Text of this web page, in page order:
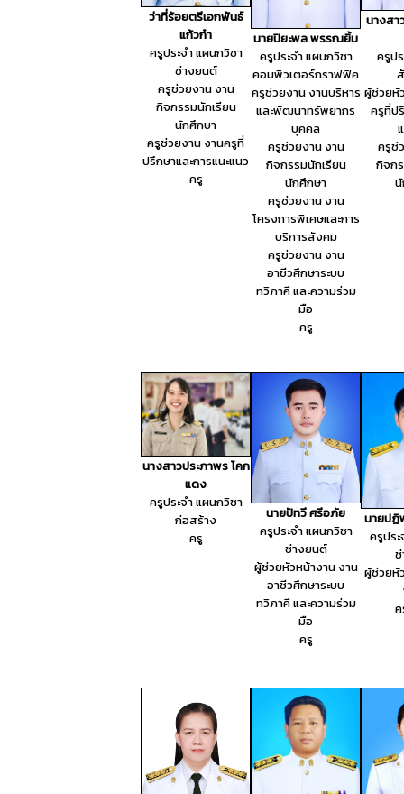
ว่าที่ร้อยตรีเอกพันธ์
แก้วก๋า
ครูประจำ แผนกวิชา
ช่างยนต์
ครูช่วยงาน งาน
กิจกรรมนักเรียน
นักศึกษา
ครูช่วยงาน งานครูที่
ปรึกษาและการแนะแนว
ครู
นายปิยะพล พรรณยิ้ม
ครูประจำ แผนกวิชา
คอมพิวเตอร์กราฟฟิค
ครูช่วยงาน งานบริหาร
และพัฒนาทรัพยากร
บุคคล
ครูช่วยงาน งาน
กิจกรรมนักเรียน
นักศึกษา
ครูช่วยงาน งาน
โครงการพิเศษและการ
บริการสังคม
ครูช่วยงาน งาน
อาชีวศึกษาระบบ
ทวิภาคี และความร่วม
มือ
ครู
นางสา
ครูป
ผู้ช่วยหั
ครูที่ป
ครูช่
กิจก
นางสาวประภาพร โคก
แดง
ครูประจำ แผนกวิชา
ก่อสร้าง
ครู
นายปัทวี ศรีอภัย
ครูประจำ แผนกวิชา
ช่างยนต์
ผู้ช่วยหัวหน้างาน งาน
อาชีวศึกษาระบบ
ทวิภาคี และความร่วม
มือ
ครู
นายปฏิ
ครูปร
ผู้ช่วยหั